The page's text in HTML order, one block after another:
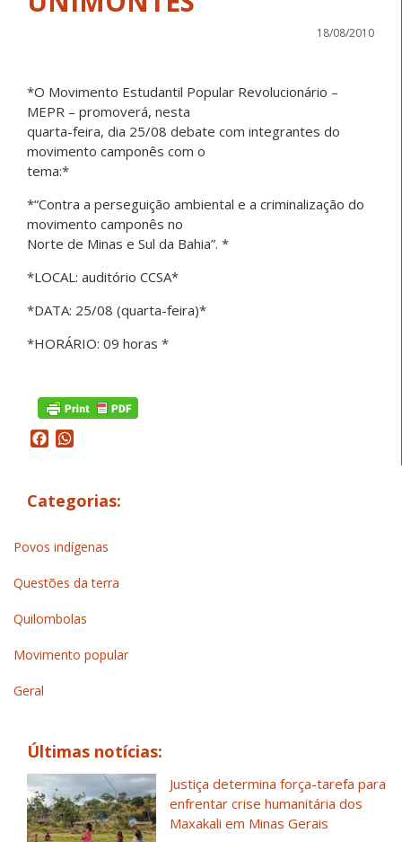
18/08/2010
*O Movimento Estudantil Popular Revolucionário –
MEPR – promoverá, nesta
quarta-feira, dia 25/08 debate com integrantes do
movimento camponês com o
tema:*
*“Contra a perseguição ambiental e a criminalização do
movimento camponês no
Norte de Minas e Sul da Bahia”. *
*LOCAL: auditório CCSA*
*DATA: 25/08 (quarta-feira)*
*HORÁRIO: 09 horas *
Facebook
Categorias:
Povos indígenas
Questões da terra
Quilombolas
Movimento popular
Geral
Últimas notícias:
Justiça determina força-tarefa para
enfrentar crise humanitária dos
Maxakali em Minas Gerais